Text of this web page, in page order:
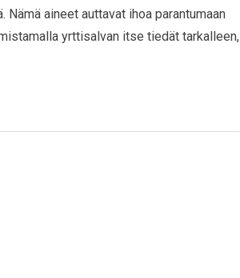
aineet auttavat ihoa parantumaan
yrttisalvan itse tiedät tarkalleen,